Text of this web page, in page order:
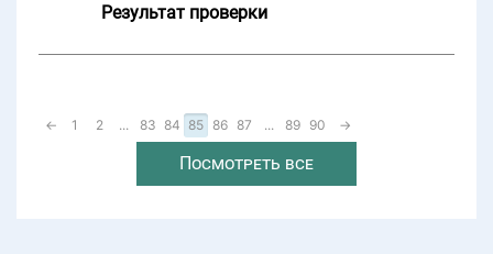
Результат проверки
← 1 2 ... 83 84 85 86 87 ... 89 90 →
Посмотреть все